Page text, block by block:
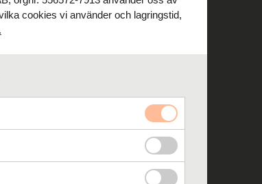
24 timmar
medier
cookies vi använder och lagringstid,